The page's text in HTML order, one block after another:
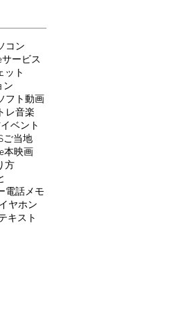
コン
サービス
ット
ン
フト動画
レ音楽
イベント
ご当地
本映画
方
電話メモ
イヤホン
キスト